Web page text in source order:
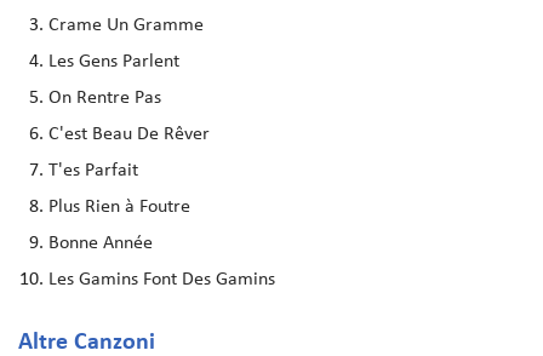
Crame Un Gramme
Les Gens Parlent
On Rentre Pas
C'est Beau De Rêver
T'es Parfait
Plus Rien à Foutre
Bonne Année
Les Gamins Font Des Gamins
Altre Canzoni